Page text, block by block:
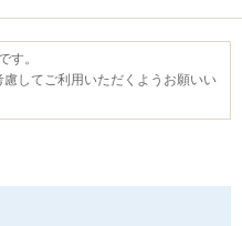
す。
してご利用いただくようお願いい